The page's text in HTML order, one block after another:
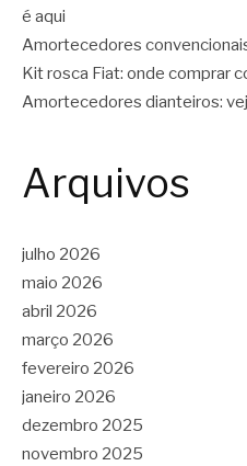
é aqui
Amortecedores
Kit rosca Fiat: onde comprar
Amortecedores dianteiros:
Arquivos
julho 2026
maio 2026
abril 2026
março 2026
fevereiro 2026
janeiro 2026
dezembro 2025
novembro 2025